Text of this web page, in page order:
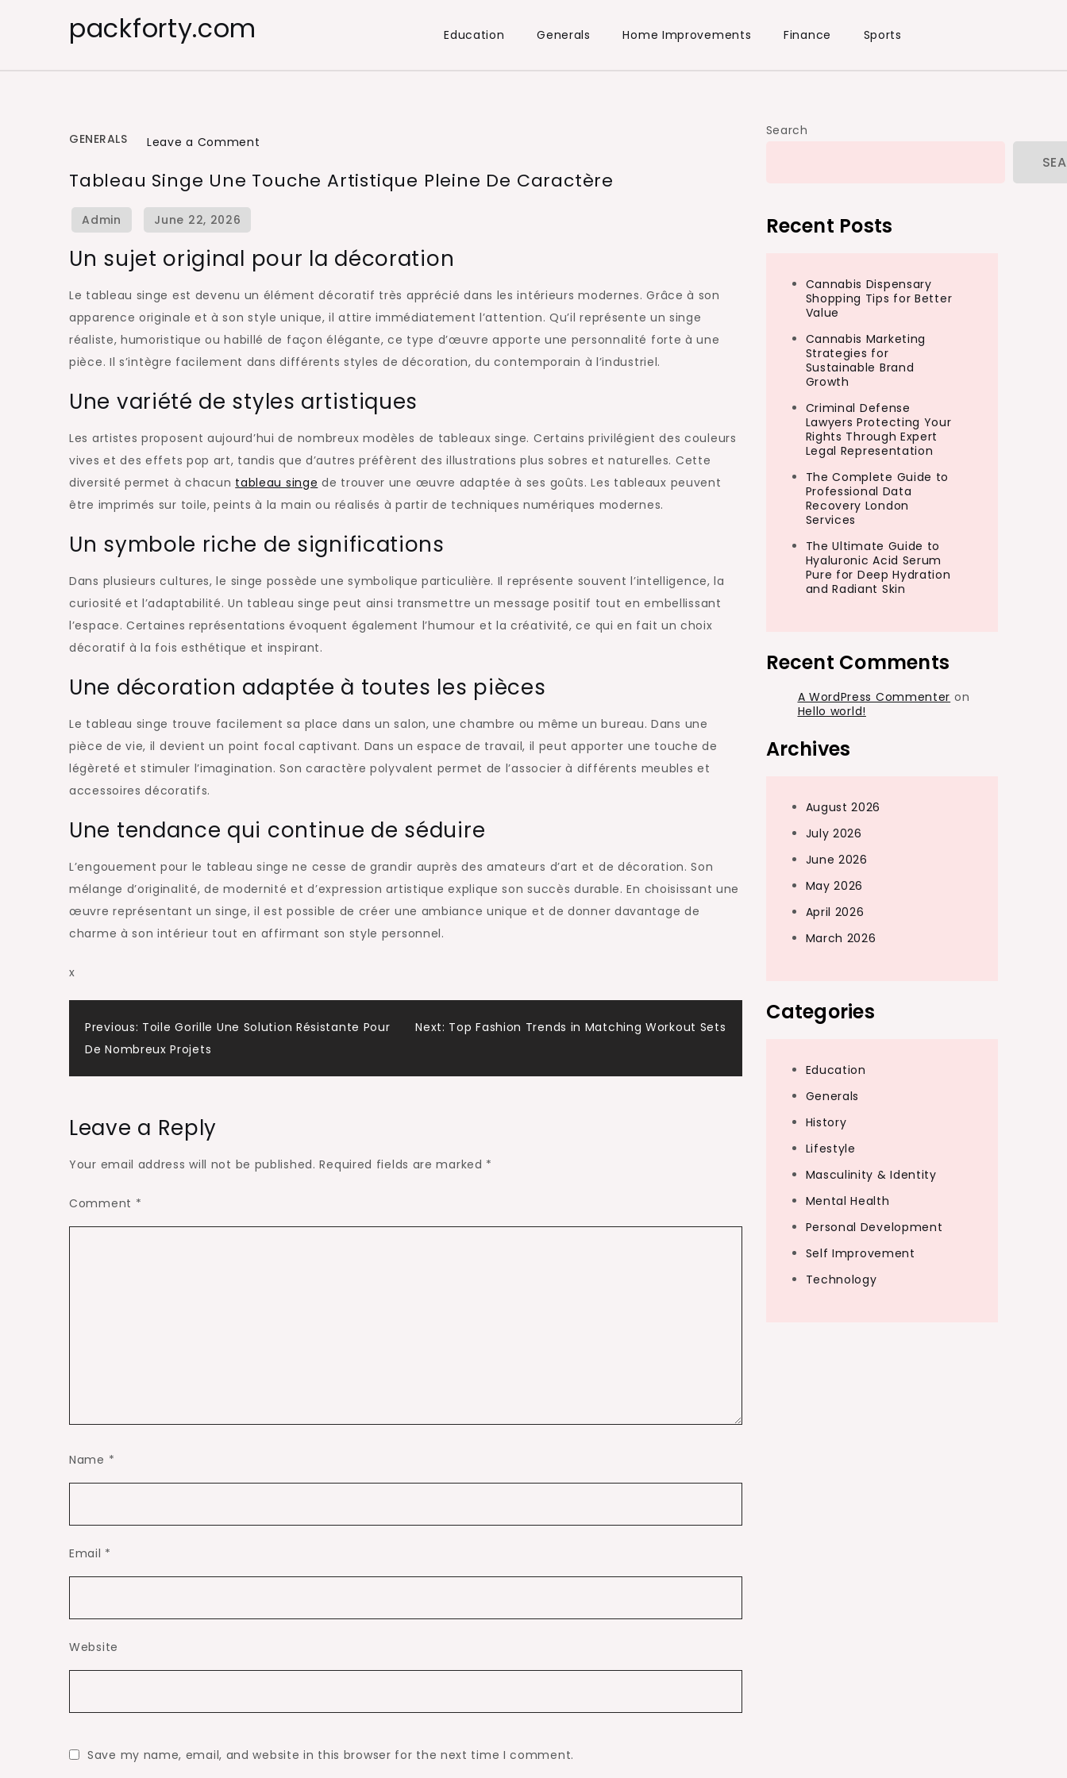
packforty.com Education Generals Home Improvements Finance Sports
GENERALS Leave a Comment
Singe
Artistique
de
Caractère
Tableau Singe Une Touche Artistique Pleine De Caractère
Un sujet original pour la décoration
Le tableau singe est devenu un élément décoratif très apprécié dans les intérieurs modernes. Grâce à son
apparence originale et à son style unique, il attire immédiatement l’attention. Qu’il représente un singe
réaliste, humoristique ou habillé de façon élégante, ce type d’œuvre apporte une personnalité forte à une
pièce. Il s’intègre facilement dans différents styles de décoration, du contemporain à l’industriel.
Une variété de styles artistiques
Les artistes proposent aujourd’hui de nombreux modèles de tableaux singe. Certains privilégient des couleurs
vives et des effets pop art, tandis que d’autres préfèrent des illustrations plus sobres et naturelles. Cette
diversité permet à chacun tableau singe de trouver une œuvre adaptée à ses goûts. Les tableaux peuvent
être imprimés sur toile, peints à la main ou réalisés à partir de techniques numériques modernes.
Un symbole riche de significations
Dans plusieurs cultures, le singe possède une symbolique particulière. Il représente souvent l’intelligence, la
curiosité et l’adaptabilité. Un tableau singe peut ainsi transmettre un message positif tout en embellissant
l’espace. Certaines représentations évoquent également l’humour et la créativité, ce qui en fait un choix
décoratif à la fois esthétique et inspirant.
Une décoration adaptée à toutes les pièces
Le tableau singe trouve facilement sa place dans un salon, une chambre ou même un bureau. Dans une
pièce de vie, il devient un point focal captivant. Dans un espace de travail, il peut apporter une touche de
légèreté et stimuler l’imagination. Son caractère polyvalent permet de l’associer à différents meubles et
accessoires décoratifs.
Une tendance qui continue de séduire
L’engouement pour le tableau singe ne cesse de grandir auprès des amateurs d’art et de décoration. Son
mélange d’originalité, de modernité et d’expression artistique explique son succès durable. En choisissant une
œuvre représentant un singe, il est possible de créer une ambiance unique et de donner davantage de
charme à son intérieur tout en affirmant son style personnel.
x
Post
navigation
Previous: Toile Gorille Une Solution Résistante Pour
De Nombreux Projets
Next: Top Fashion Trends in Matching Workout Sets
Leave a Reply
Your email address will not be published. Required fields are marked *
Comment *
Name *
Email *
Website
Save my name, email, and website in this browser for the next time I comment.
Search
Recent Posts
Cannabis Dispensary
Shopping Tips for Better
Value
Cannabis Marketing
Strategies for
Sustainable Brand
Growth
Criminal Defense
Lawyers Protecting Your
Rights Through Expert
Legal Representation
The Complete Guide to
Professional Data
Recovery London
Services
The Ultimate Guide to
Hyaluronic Acid Serum
Pure for Deep Hydration
and Radiant Skin
Recent Comments
A WordPress Commenter on
Hello world!
Archives
August 2026
July 2026
June 2026
May 2026
April 2026
March 2026
Categories
Education
Generals
History
Lifestyle
Masculinity & Identity
Mental Health
Personal Development
Self Improvement
Technology